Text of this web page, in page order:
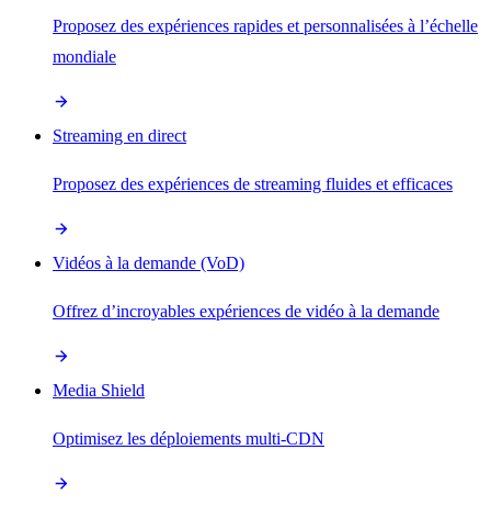
Proposez des expériences rapides et personnalisées à l’échelle
mondiale
Streaming en direct
Proposez des expériences de streaming fluides et efficaces
Vidéos à la demande (VoD)
Offrez d’incroyables expériences de vidéo à la demande
Media Shield
Optimisez les déploiements multi-CDN